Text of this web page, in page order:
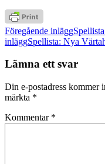
Föregående inlägg
inläggSpellista: Nya
Lämna ett svar
Din e-postadress kommer
märkta *
Kommentar *